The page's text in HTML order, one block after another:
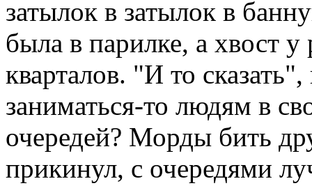
затылок в затылок в
была в парилке, а хвост у
кварталов. "И то
заниматься-то людям в
очередей? Морды бить
прикинул, с очередями